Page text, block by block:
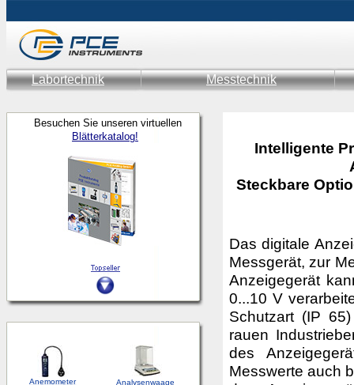
Labortechnik Messtechnik
Besuchen Sie unseren virtuellen
Blätterkatalog!
Anemometer Analysenwaage
Intelligente
Steckbare
Das digitale
Messgerät, zur
Anzeigegerät
0...10 V
Schutzart (IP
rauen
des
Messwerte auch